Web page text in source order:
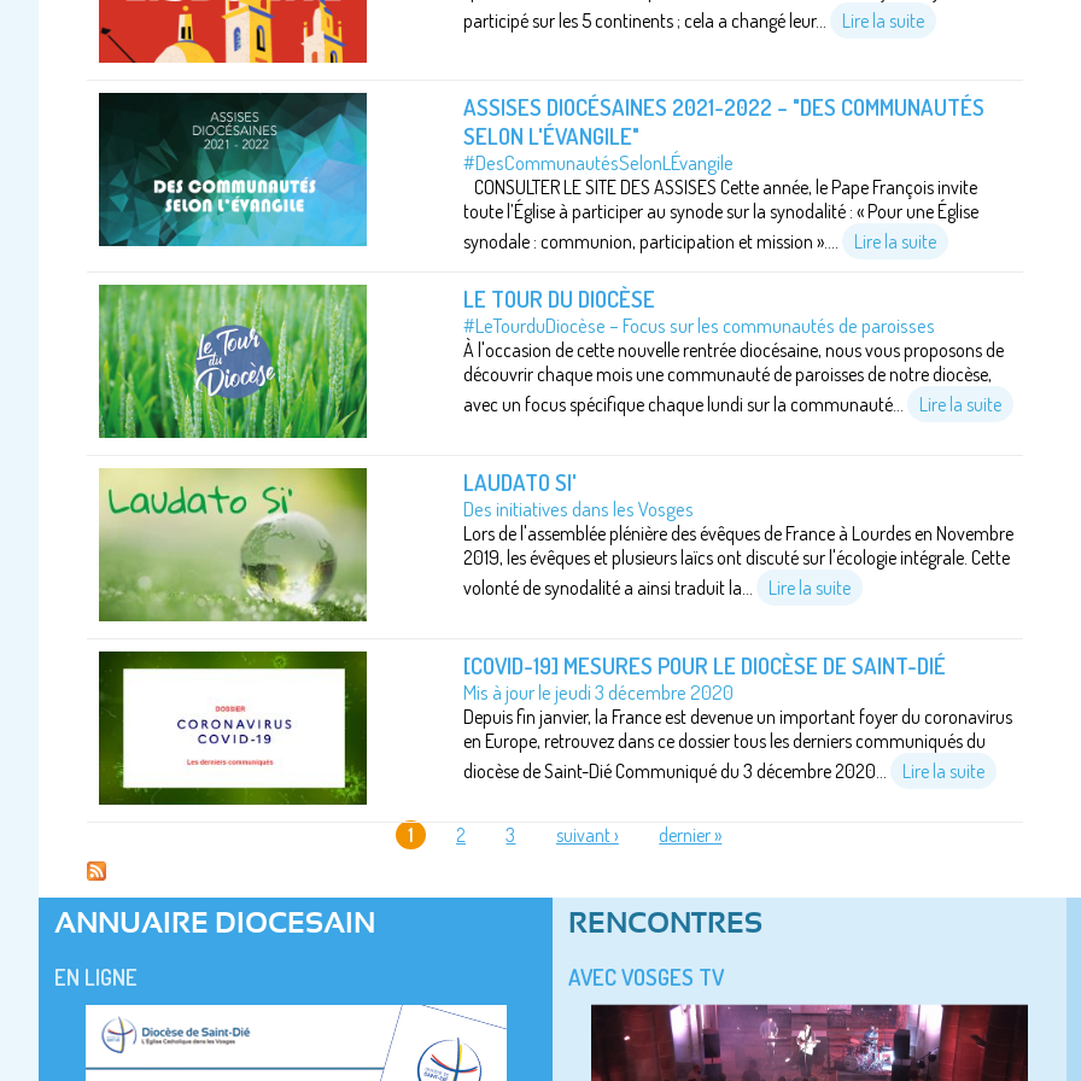
participé sur les 5 continents ; cela a changé leur...
Lire la suite
ASSISES DIOCÉSAINES 2021-2022 – "DES COMMUNAUTÉS
SELON L'ÉVANGILE"
#DesCommunautésSelonLÉvangile
CONSULTER LE SITE DES ASSISES Cette année, le Pape François invite
toute l’Église à participer au synode sur la synodalité : « Pour une Église
synodale : communion, participation et mission »....
Lire la suite
LE TOUR DU DIOCÈSE
#LeTourduDiocèse – Focus sur les communautés de paroisses
À l'occasion de cette nouvelle rentrée diocésaine, nous vous proposons de
découvrir chaque mois une communauté de paroisses de notre diocèse,
avec un focus spécifique chaque lundi sur la communauté...
Lire la suite
LAUDATO SI'
Des initiatives dans les Vosges
Lors de l'assemblée plénière des évêques de France à Lourdes en Novembre
2019, les évêques et plusieurs laïcs ont discuté sur l'écologie intégrale. Cette
volonté de synodalité a ainsi traduit la...
Lire la suite
[COVID-19] MESURES POUR LE DIOCÈSE DE SAINT-DIÉ
Mis à jour le jeudi 3 décembre 2020
Depuis fin janvier, la France est devenue un important foyer du coronavirus
en Europe, retrouvez dans ce dossier tous les derniers communiqués du
diocèse de Saint-Dié Communiqué du 3 décembre 2020...
Lire la suite
PAGES
1 2 3 suivant › dernier »
ANNUAIRE DIOCESAIN
EN LIGNE
RENCONTRES
AVEC VOSGES TV